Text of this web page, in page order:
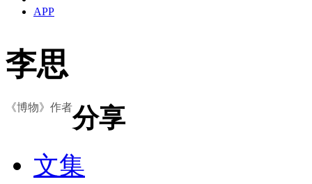
APP
李思
《博物》作者分享
文集